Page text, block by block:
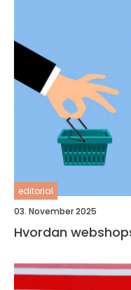
editorial
03. November 2025
Hvordan